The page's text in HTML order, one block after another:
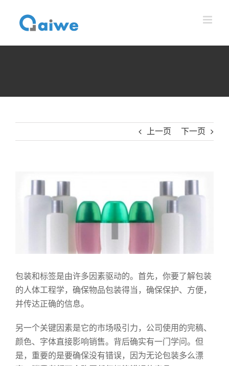
容
上一页 下一页
包装和标签是由许多因素驱动的。首先，你要了解包装
的人体工程学，确保物品包装得当，确保保护、方便，
并传达正确的信息。
另一个关键因素是它的市场吸引力，公司使用的完稿、
颜色、字体直接影响销售。背后确实有一门学问。但
是，重要的是要确保没有错误，因为无论包装多么漂